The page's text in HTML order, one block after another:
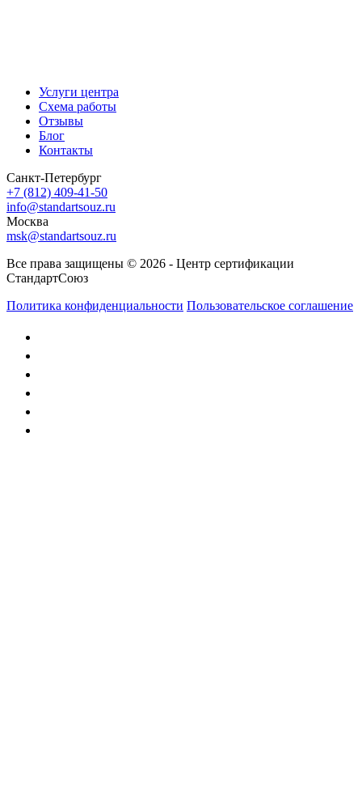
Услуги центра
Схема работы
Отзывы
Блог
Контакты
Санкт-Петербург
+7 (812) 409-41-50
info@standartsouz.ru
Москва
msk@standartsouz.ru
Все права защищены © 2026 - Центр сертификации
СтандартСоюз
Политика конфиденциальности Пользовательское соглашение